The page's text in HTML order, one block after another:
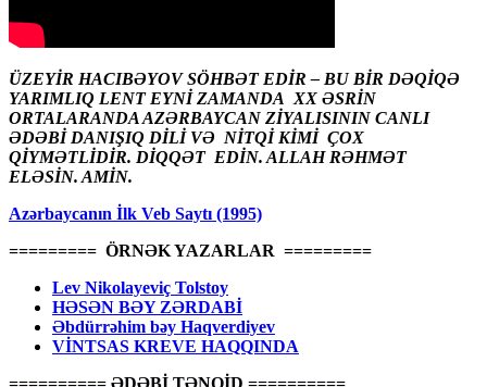
ÜZEYİR HACIBƏYOV SÖHBƏT EDİR – BU BİR DƏQİQƏ
YARIMLIQ LENT EYNİ ZAMANDA XX ƏSRİN
ORTALARANDA AZƏRBAYCAN ZİYALISININ CANLI
ƏDƏBİ DANIŞIQ DİLİ VƏ NİTQİ KİMİ ÇOX
QİYMƏTLİDİR. DİQQƏT EDİN. ALLAH RƏHMƏT
ELƏSİN. AMİN.
Azərbaycanın İlk Veb Saytı (1995)
========= ÖRNƏK YAZARLAR =========
Lev Nikolayeviç Tolstoy
HƏSƏN BƏY ZƏRDABİ
Əbdürrəhim bəy Haqverdiyev
VİNTSAS KREVE HAQQINDA
========== ƏDƏBİ TƏNQİD ==========